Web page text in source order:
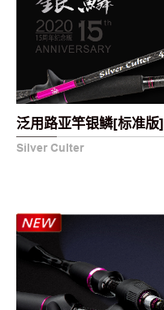
泛用路亚竿银鳞[标准版]
Silver Culter